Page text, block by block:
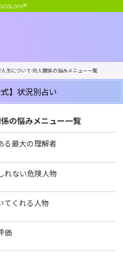
生について-対人関係の悩みメニュー一覧
】状況別占い
の悩みメニュー一覧
る最大の理解者
れない危険人物
てくれる人物
価